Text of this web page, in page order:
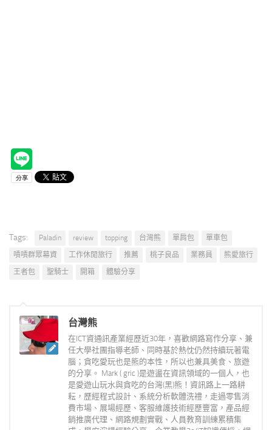
Tags: Paladin review topping 台灣熊 單肩包
單車包
嘖嘖群眾幕資
工作休閒旅行 推薦 桃子良品 業務員
熊愛旅行
王者包
聖騎士 開箱 體驗分享
台灣熊
在ICT資通訊產業經歷近30年，喜歡網路寫作分享、兼
任大學社團指導老師、同時基於熱忱仍然持續玩著電
腦；貪吃愛玩也是熊的本性，所以也兼具美食、旅遊
的分享。 Mark ( gric )是遊盪在資訊領域的一個人，也
是愛遊山玩水與貪吃的台灣(黑)熊！資訊路上一路耕
耘，歷經程式設計、系統分析軟體洗禮，走過零售消
費市場、展場經歷、客服維護技術經歷豐富，產品經
銷推廣代理、網路規劃實戰、人員教育訓練累積集